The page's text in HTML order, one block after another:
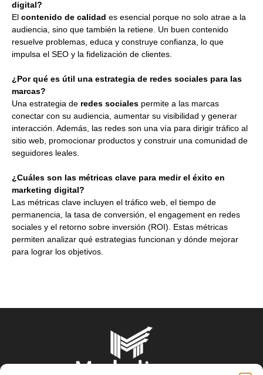
digital?
El contenido de calidad es esencial porque no solo atrae a la
audiencia, sino que también la retiene. Un buen contenido
resuelve problemas, educa y construye confianza, lo que
impulsa el SEO y la fidelización de clientes.
¿Por qué es útil una estrategia de redes sociales para las
marcas?
Una estrategia de redes sociales permite a las marcas
conectar con su audiencia, aumentar su visibilidad y generar
interacción. Además, las redes son una vía para dirigir tráfico al
sitio web, promocionar productos y construir una comunidad de
seguidores leales.
¿Cuáles son las métricas clave para medir el éxito en
marketing digital?
Las métricas clave incluyen el tráfico web, el tiempo de
permanencia, la tasa de conversión, el engagement en redes
sociales y el retorno sobre inversión (ROI). Estas métricas
permiten analizar qué estrategias funcionan y dónde mejorar
para lograr los objetivos.